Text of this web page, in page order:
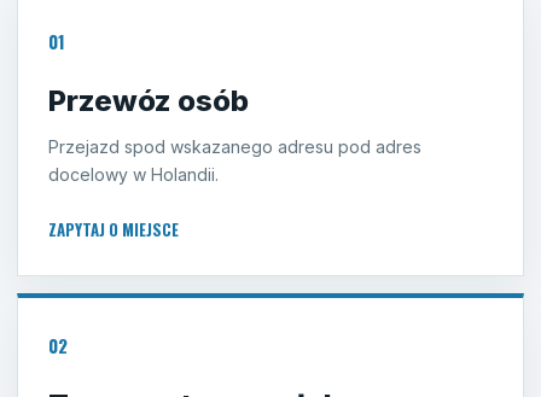
01
Przewóz osób
Przejazd spod wskazanego adresu pod adres
docelowy w Holandii.
ZAPYTAJ O MIEJSCE
02